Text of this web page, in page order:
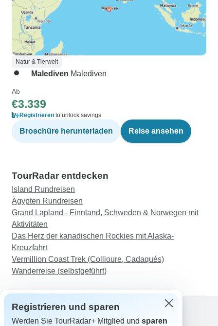
Natur & Tierwelt
Malediven Malediven
Ab
€3.339
Registrieren to unlock savings
Broschüre herunterladen Reise ansehen
TourRadar entdecken
Island Rundreisen
Ägypten Rundreisen
Grand Lapland - Finnland, Schweden & Norwegen mit
Aktivitäten
Das Herz der kanadischen Rockies mit Alaska-
Kreuzfahrt
Vermillion Coast Trek (Collioure, Cadaqués)
Wanderreise (selbstgeführt)
Registrieren und sparen
Werden Sie TourRadar+ Mitglied und sparen